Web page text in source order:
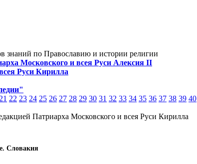
знаний по Православию и истории религии
Московского и всея Руси Алексия II
Руси Кирилла
21 22 23 24 25 26 27 28 29 30 31 32 33 34 35 36 37 38 39 40
Патриарха Московского и всея Руси Кирилла
Словакия